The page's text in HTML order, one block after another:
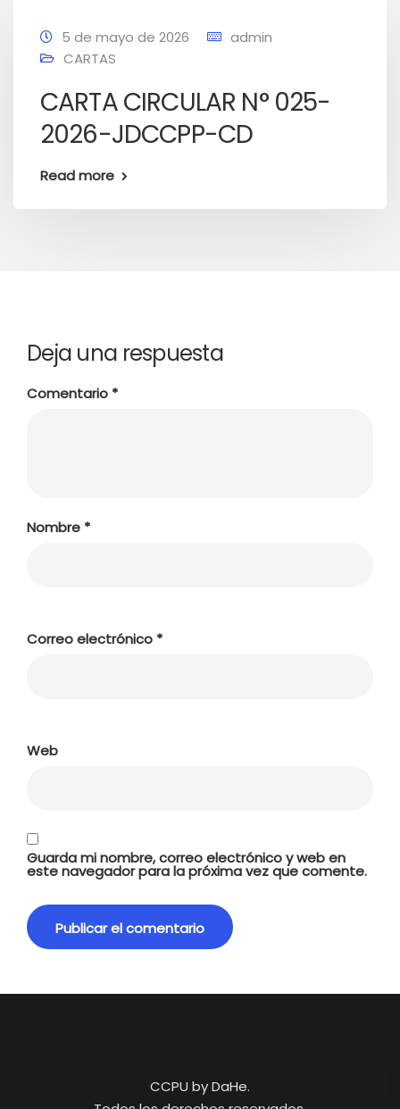
5 de mayo de 2026
admin
CARTAS
CARTA CIRCULAR N° 025-
2026-JDCCPP-CD
Read more
Deja una respuesta
Comentario *
Nombre *
Correo electrónico *
Web
Guarda mi nombre, correo electrónico y web en
este navegador para la próxima vez que comente.
CCPU by DaHe.